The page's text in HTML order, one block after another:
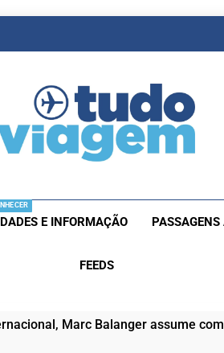
E INFORMAÇÃO PASSAGENS
FEEDS
Marc Balanger assume